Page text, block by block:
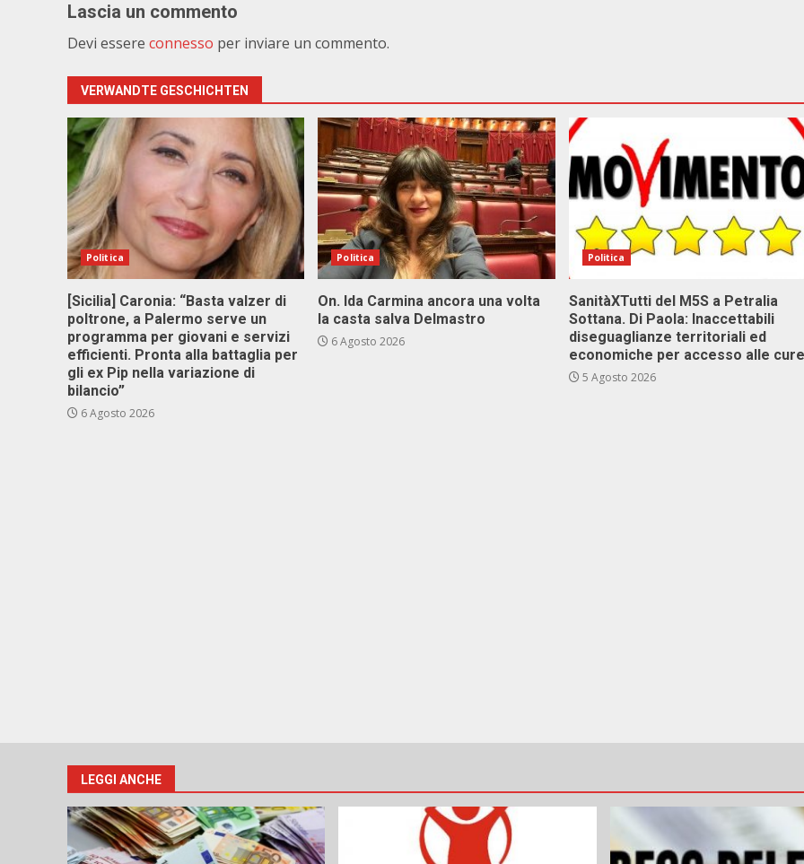
Lascia un commento
Devi essere connesso per inviare un commento.
VERWANDTE GESCHICHTEN
Politica
[Sicilia] Caronia: “Basta valzer di
poltrone, a Palermo serve un
programma per giovani e servizi
efficienti. Pronta alla battaglia per
gli ex Pip nella variazione di
bilancio”
6 Agosto 2026
Politica
On. Ida Carmina ancora una volta
la casta salva Delmastro
6 Agosto 2026
Politica
SanitàXTutti del M5S a Petralia
Sottana. Di Paola: Inaccettabili
diseguaglianze territoriali ed
economiche per accesso alle cure
5 Agosto 2026
LEGGI ANCHE